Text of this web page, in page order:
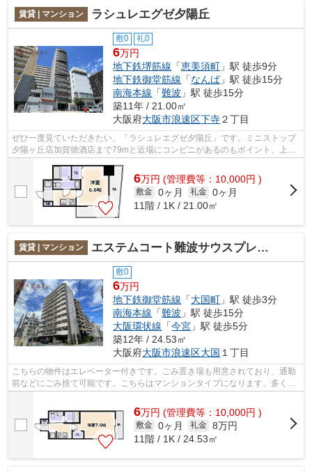
賃貸 | マンション ラシュレエグゼ夕陽丘
敷0 礼0
6万円
地下鉄堺筋線 「恵美須町 」駅 徒歩9分
地下鉄御堂筋線 「なんば」駅 徒歩15分
南海本線 「難波 」駅 徒歩15分
築11年 / 21.00㎡
大阪府大阪市浪速区下寺２丁目
ぜひ一度見ていただきたい、「ラシュレエグゼ夕陽丘」です。ミニストップ
夕陽ヶ丘店加賀徳酒店まで79mと近場にコンビニがあるのもポイント。上層
6万円 (管理費等：10,000円 )
敷金 0ヶ月 礼金 0ヶ月
11階 / 1K / 21.00㎡
賃貸 | マンション エステムコート難波サウスプレイスVエレージュ
敷0
6万円
地下鉄御堂筋線 「大国町 」駅 徒歩3分
南海本線 「難波 」駅 徒歩15分
大阪環状線 「今宮 」駅 徒歩5分
築12年 / 24.53㎡
大阪府大阪市浪速区大国 １丁目
こちらの物件はエレベーター付きです。ごみ置き場も用意されており、通勤
前などにごみ捨て可能です。こちらはマンションタイプになります。多くの
6万円 (管理費等：10,000円 )
敷金 0ヶ月 礼金 8万円
11階 / 1K / 24.53㎡